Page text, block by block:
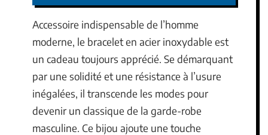
Accessoire indispensable de l’homme
moderne, le bracelet en acier inoxydable est
un cadeau toujours apprécié. Se démarquant
par une solidité et une résistance à l’usure
inégalées, il transcende les modes pour
devenir un classique de la garde-robe
masculine. Ce bijou ajoute une touche